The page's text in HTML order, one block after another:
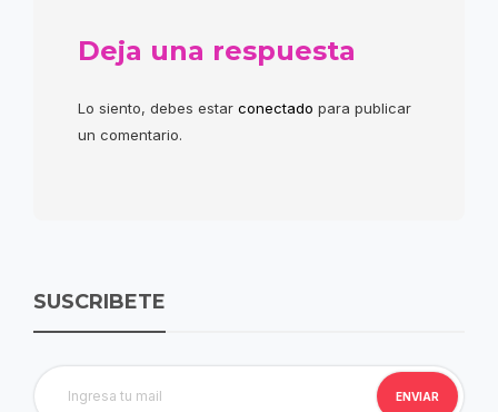
Deja una respuesta
Lo siento, debes estar conectado para publicar
un comentario.
SUSCRIBETE